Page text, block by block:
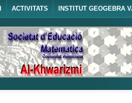
ACTIVITATS INSTITUT GEOGEBRA